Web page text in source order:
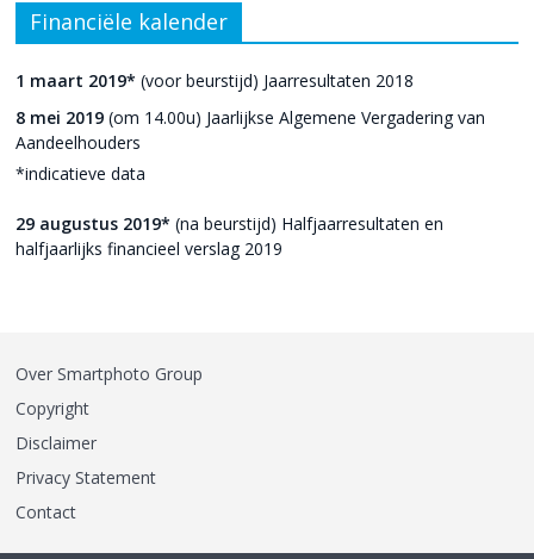
Financiële kalender
1 maart 2019* (voor beurstijd) Jaarresultaten 2018
8 mei 2019 (om 14.00u) Jaarlijkse Algemene Vergadering van
Aandeelhouders
*indicatieve data
29 augustus 2019* (na beurstijd) Halfjaarresultaten en
halfjaarlijks financieel verslag 2019
Over Smartphoto Group
Copyright
Disclaimer
Privacy Statement
Contact